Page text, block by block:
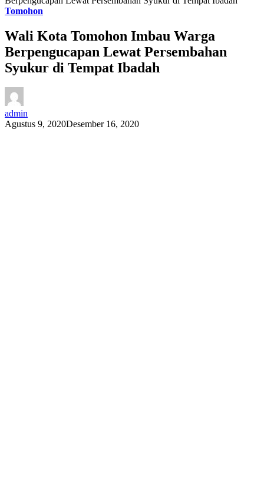
Tomohon
Wali Kota Tomohon Imbau Warga
Berpengucapan Lewat Persembahan
Syukur di Tempat Ibadah
admin
Agustus 9, 2020Desember 16, 2020